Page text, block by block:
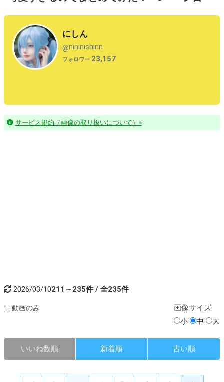
にしん
@nininishinn
フォロワー 23,157
サービス規約（画像の取り扱いについて）»
2026/03/10211～235件 / 全235件
動画のみ 画像サイズ
小
中 大
いいね数順 新着順 古い順